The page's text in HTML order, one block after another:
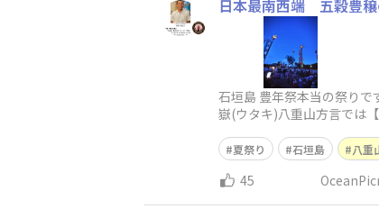
日本最南西端 五穀豊穣
石垣島 豊年祭本当の祭り
嶽(ウタキ)八重山方言では
夏祭り 石垣島 八重
45